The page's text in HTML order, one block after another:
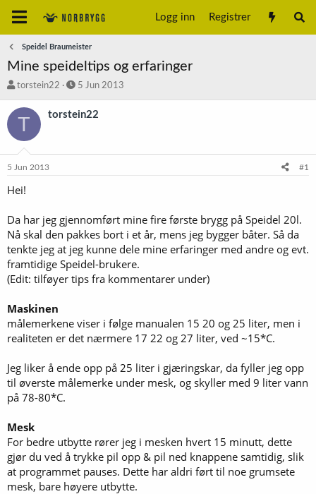
Logg inn Registrer
Speidel Braumeister
Mine speideltips og erfaringer
T
å
t
torstein22
S
a
5 Jun 2013
T torstein22
5 Jun 2013 #1
Hei!
Da har jeg gjennomført mine fire første brygg på Speidel 20l.
Nå skal den pakkes bort i et år, mens jeg bygger båter. Så da
tenkte jeg at jeg kunne dele mine erfaringer med andre og evt.
framtidige Speidel-brukere.
(Edit: tilføyer tips fra kommentarer under)
Maskinen
målemerkene viser i følge manualen 15 20 og 25 liter, men i
realiteten er det nærmere 17 22 og 27 liter, ved ~15*C.
Jeg liker å ende opp på 25 liter i gjæringskar, da fyller jeg opp
til øverste målemerke under mesk, og skyller med 9 liter vann
på 78-80*C.
Mesk
For bedre utbytte rører jeg i mesken hvert 15 minutt, dette
gjør du ved å trykke pil opp & pil ned knappene samtidig, slik
at programmet pauses. Dette har aldri ført til noe grumsete
mesk, bare høyere utbytte.